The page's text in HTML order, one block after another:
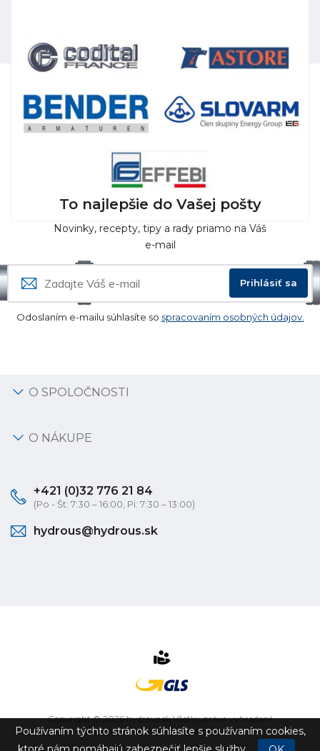
To najlepšie do Vašej pošty
Novinky, recepty, tipy a rady priamo na Váš
e-mail
Prihlásiť sa
Odoslaním e-mailu súhlasíte so spracovaním osobných údajov.
O SPOLOČNOSTI
O NÁKUPE
+421 (0)32 776 21 84
(Po - Št: 7:30 – 16:00, Pi: 7:30 – 13:00)
hydrous@hydrous.sk
Copyright © 2026 hydrous.sk Všetky práva vyhradené
eshop na mieruvytvorilovibration.sk
Používaním týchto stránok súhlasíte s používaním cookies,